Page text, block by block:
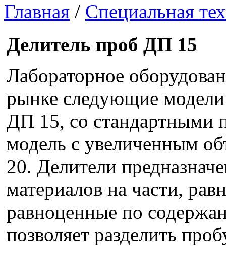
Главная / Специальная
Делитель проб ДП 15
Лабораторное
рынке следующие
ДП 15, со стандартными
модель с увеличенным
20. Делители
материалов на части,
равноценные по
позволяет разделить